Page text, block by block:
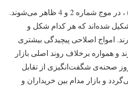
امواج اصلاحی (Corrective) ، در موج شماره 2 و 4 ظاهر می‌شوند.
شده‌اند که هر کدام شکل و
امواج اصلاحی پیچیدگی بیشتری
و همواره برخلاف روند اصلی بازار
صحنه‌ی شگفت‌انگیزی از تقابل
و بازار مدام بین خریداران و